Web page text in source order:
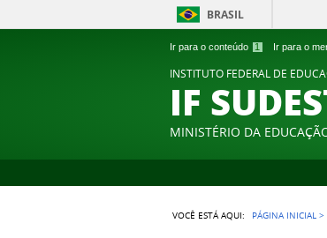
Ir para o conteúdo 1 Ir para o
BRASIL
INSTITUTO FEDERAL DE
IF
MINISTÉRIO DA
VOCÊ ESTÁ AQUI: PÁGINA INICIAL >